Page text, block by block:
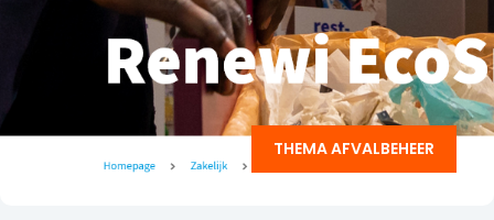
THEMA AFVALBEHEER